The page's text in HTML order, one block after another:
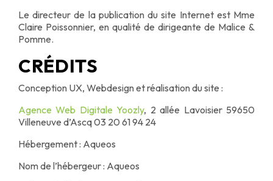
Le directeur de la publication du site Internet est Mme
Claire Poissonnier, en qualité de dirigeante de Malice &
Pomme.
CRÉDITS
Conception UX, Webdesign et réalisation du site :
Agence Web Digitale Yoozly, 2 allée Lavoisier 59650
Villeneuve d’Ascq 03 20 61 94 24
Hébergement : Aqueos
Nom de l’hébergeur : Aqueos